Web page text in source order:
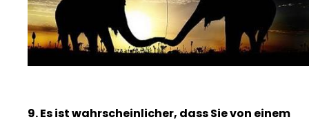
9. Es ist wahrscheinlicher, dass Sie von einem